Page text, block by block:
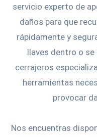
servicio experto de
daños para que
rápidamente y
llaves dentro o
cerrajeros
herramientas
provocar
Nos encuentras